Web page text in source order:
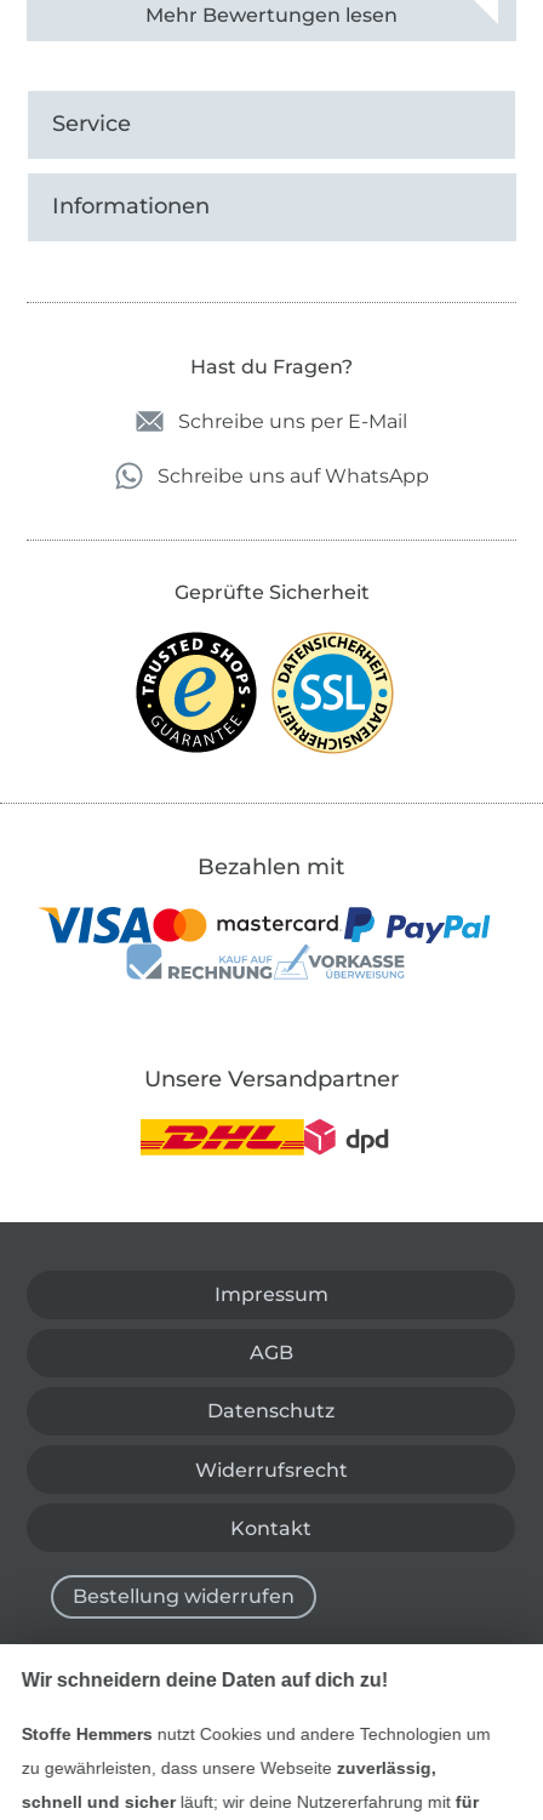
Alle 83013 Bewertungen ansehen
Service
Informationen
Hast du Fragen?
Schreibe uns per E-Mail
Schreibe uns auf WhatsApp
Geprüfte Sicherheit
Bezahlen mit
Unsere Versandpartner
Impressum
AGB
Datenschutz
Widerrufsrecht
Kontakt
Bestellung widerrufen
Wir schneidern deine Daten auf dich zu!
Stoffe Hemmers nutzt Cookies und andere Technologien um
zu gewährleisten, dass unsere Webseite zuverlässig,
schnell und sicherläuft; wir deine Nutzererfahrung mitfür